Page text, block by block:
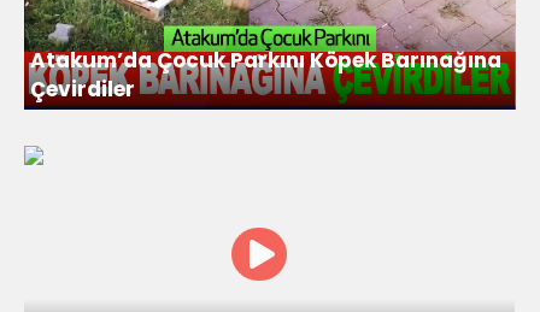
Atakum’da Çocuk Parkını Köpek Barınağına
Çevirdiler